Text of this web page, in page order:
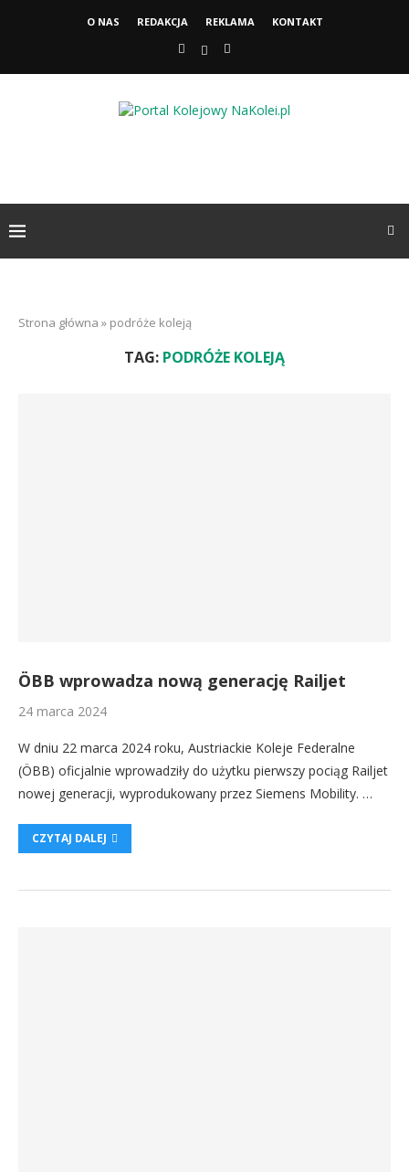
O NAS REDAKCJA REKLAMA KONTAKT
Strona główna » podróże koleją
TAG: PODRÓŻE KOLEJĄ
ÖBB wprowadza nową generację Railjet
24 marca 2024
W dniu 22 marca 2024 roku, Austriackie Koleje Federalne
(ÖBB) oficjalnie wprowadziły do użytku pierwszy pociąg Railjet
nowej generacji, wyprodukowany przez Siemens Mobility. …
CZYTAJ DALEJ